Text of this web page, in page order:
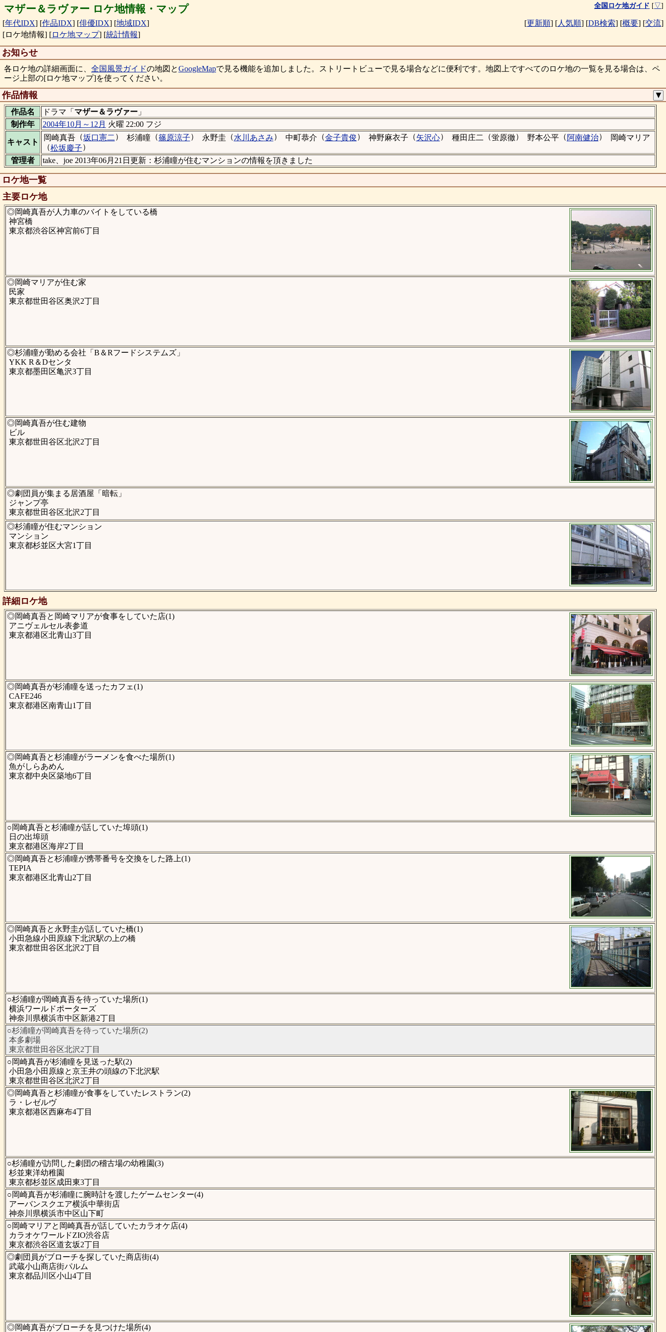
マザー＆ラヴァー ロケ地情報・マップ 全国ロケ地ガイド [▽]
[年代IDX] [作品IDX] [俳優IDX] [地域IDX] [更新順] [人気順] [DB検索] [概要] [交流]
[ロケ地情報] [ロケ地マップ] [統計情報]
お知らせ
各ロケ地の詳細画面に、 全国風景ガイドの地図とGoogleMapで見る機能を追加しました。ストリートビューで見る場合などに便利です。地図上ですべてのロケ地の一覧を見る場合は、ペ
ージ上部の[ロケ地マップ]を使ってください。
作品情報 ▼
作品名 ドラマ「 マザー＆ラヴァー」
制作年
2004年10月～12月 火曜 22:00 フジ
キャスト
岡崎真吾（坂口憲二 ） 杉浦瞳（篠原涼子） 永野圭 （水川あさみ） 中町恭介 （金子貴俊） 神野麻衣子 （矢沢心） 種田庄二 （蛍原徹） 野本公平（ 阿南健治）
岡崎マリア
（松坂慶子）
管理者
take、joe 2013年06月21日更新：杉浦瞳が住むマンションの情報を頂きました
ロケ地一覧
主要ロケ地
◎岡崎真吾が人力車のバイトをしている橋
神宮橋
東京都渋谷区神宮前6丁目
◎岡崎マリアが住む家
民家
東京都世田谷区奥沢2丁目
◎杉浦瞳が勤める会社「B＆Rフードシステムズ」
YKK R＆Dセンタ
東京都墨田区亀沢3丁目
◎岡崎真吾が住む建物
ビル
東京都世田谷区北沢2丁目
◎劇団員が集まる居酒屋「暗転」
ジャンプ亭
東京都世田谷区北沢2丁目
◎杉浦瞳が住むマンション
マンション
東京都杉並区大宮1丁目
詳細ロケ地
◎岡崎真吾と岡崎マリアが食事をしていた店(1)
アニヴェルセル表参道
東京都港区北青山3丁目
◎岡崎真吾が杉浦瞳を送ったカフェ(1)
CAFE246
東京都港区南青山1丁目
◎岡崎真吾と杉浦瞳がラーメンを食べた場所(1)
魚がしらあめん
東京都中央区築地6丁目
○岡崎真吾と杉浦瞳が話していた埠頭(1)
日の出埠頭
東京都港区海岸2丁目
◎岡崎真吾と杉浦瞳が携帯番号を交換をした路上(1)
TEPIA
東京都港区北青山2丁目
◎岡崎真吾と永野圭が話していた橋(1)
小田急線小田原線下北沢駅の上の橋
東京都世田谷区北沢2丁目
○杉浦瞳が岡崎真吾を待っていた場所(1)
横浜ワールドポーターズ
神奈川県横浜市中区新港2丁目
○杉浦瞳が岡崎真吾を待っていた場所(2)
本多劇場
東京都世田谷区北沢2丁目
○岡崎真吾が杉浦瞳を見送った駅(2)
小田急小田原線と京王井の頭線の下北沢駅
東京都世田谷区北沢2丁目
◎岡崎真吾と杉浦瞳が食事をしていたレストラン(2)
ラ・レゼルヴ
東京都港区西麻布4丁目
○杉浦瞳が訪問した劇団の稽古場の幼稚園(3)
杉並東洋幼稚園
東京都杉並区成田東3丁目
○岡崎真吾が杉浦瞳に腕時計を渡したゲームセンター(4)
アーバンスクエア横浜中華街店
神奈川県横浜市中区山下町
○岡崎マリアと岡崎真吾が話していたカラオケ店(4)
カラオケワールドZIO渋谷店
東京都渋谷区道玄坂2丁目
◎劇団員がブローチを探していた商店街(4)
武蔵小山商店街パルム
東京都品川区小山4丁目
◎岡崎真吾がブローチを見つけた場所(4)